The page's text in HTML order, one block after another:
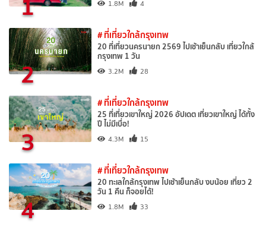
1.8M 4
2
# ที่เที่ยวใกล้กรุงเทพ
20 ที่เที่ยวนครนายก 2569 ไปเช้าเย็นกลับ เที่ยวใกล้
กรุงเทพ 1 วัน
3.2M 28
3
# ที่เที่ยวใกล้กรุงเทพ
25 ที่เที่ยวเขาใหญ่ 2026 อัปเดต เที่ยวเขาใหญ่ ได้ทั้ง
ปี ไม่มีเบื่อ!
4.3M 15
4
# ที่เที่ยวใกล้กรุงเทพ
20 ทะเลใกล้กรุงเทพ ไปเช้าเย็นกลับ งบน้อย เที่ยว 2
วัน 1 คืน ก็จอยได้!
1.8M 33